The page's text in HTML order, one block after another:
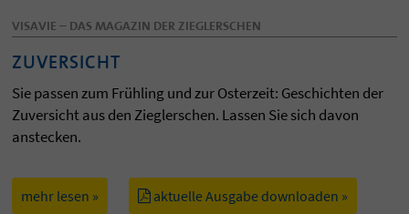
VISAVIE – DAS MAGAZIN DER ZIEGLERSCHEN
ZUVERSICHT
Sie passen zum Frühling und zur Osterzeit: Geschichten der
Zuversicht aus den Zieglerschen. Lassen Sie sich davon
anstecken.
mehr lesen » aktuelle Ausgabe downloaden »